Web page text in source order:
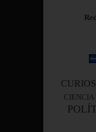
CIENCIA